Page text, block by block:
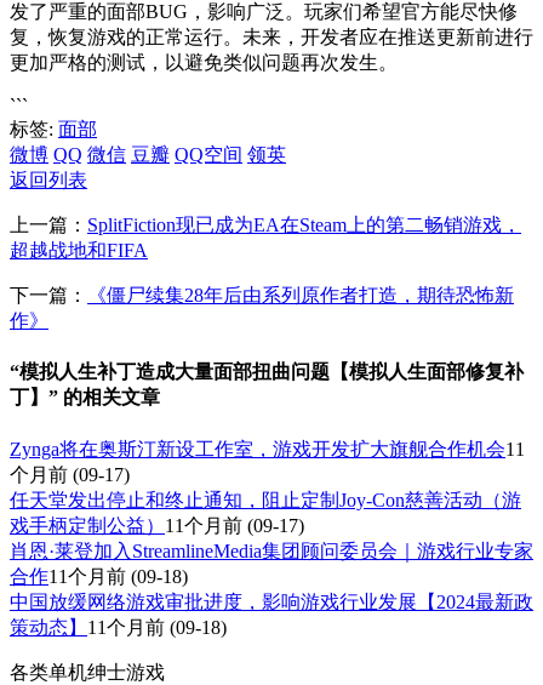
发了严重的面部BUG，影响广泛。玩家们希望官方能尽快修
复，恢复游戏的正常运行。未来，开发者应在推送更新前进行
更加严格的测试，以避免类似问题再次发生。
```
标签: 面部
微博 QQ 微信 豆瓣 QQ空间 领英
返回列表
上一篇： SplitFiction现已成为EA在Steam上的第二畅销游戏，
超越战地和FIFA
下一篇：
《僵尸续集28年后由系列原作者打造，期待恐怖新
作》
“模拟人生补丁造成大量面部扭曲问题【模拟人生面部修复补
丁】” 的相关文章
Zynga将在奥斯汀新设工作室，游戏开发扩大旗舰合作机会11
个月前 (09-17)
任天堂发出停止和终止通知，阻止定制Joy-Con慈善活动（游
戏手柄定制公益） 11个月前 (09-17)
肖恩·莱登加入StreamlineMedia集团顾问委员会｜游戏行业专家
合作11个月前 (09-18)
中国放缓网络游戏审批进度，影响游戏行业发展【2024最新政
策动态】 11个月前 (09-18)
各类单机绅士游戏